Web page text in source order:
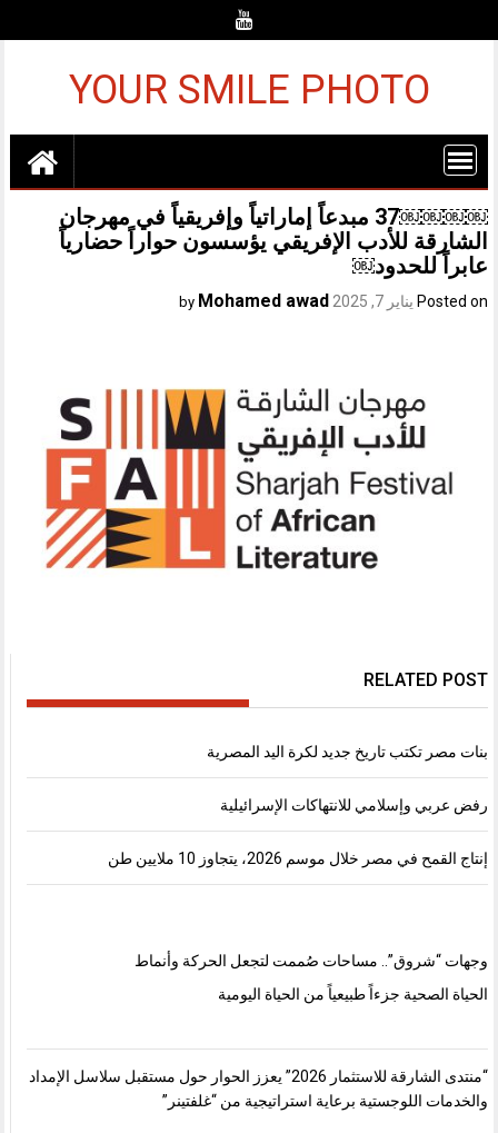
YOUR SMILE PHOTO
￼￼￼￼37 مبدعاً إماراتياً وإفريقياً في مهرجان
الشارقة للأدب الإفريقي يؤسسون حواراً حضارياً
عابراً للحدود￼
Posted on يناير 7, 2025 Mohamed awad
RELATED POST
بنات مصر تكتب تاريخ جديد لكرة اليد المصرية
رفض عربي وإسلامي للانتهاكات الإسرائيلية
إنتاج القمح في مصر خلال موسم 2026، يتجاوز 10 ملايين طن
وجهات “شروق”.. مساحات صُممت لتجعل الحركة وأنماط
الحياة الصحية جزءاً طبيعياً من الحياة اليومية
“منتدى الشارقة للاستثمار 2026” يعزز الحوار حول مستقبل سلاسل الإمداد
والخدمات اللوجستية برعاية استراتيجية من “غلفتينر”